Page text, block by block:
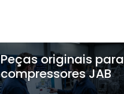
Peças originais para
compressores JAB